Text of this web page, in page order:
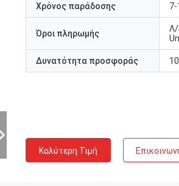
Χρόνος παράδοσης 7-
Όροι πληρωμής
Λ/
Δυνατότητα προσφοράς
Καλύτερη Τιμή